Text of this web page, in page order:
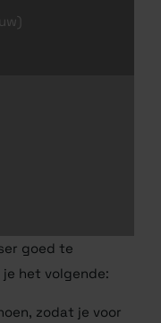
goed te
het volgende:
zodat je voor